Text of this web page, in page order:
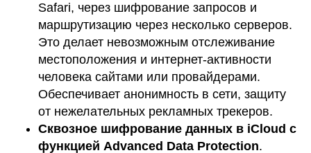
Safari, через шифрование запросов и
маршрутизацию через несколько серверов.
Это делает невозможным отслеживание
местоположения и интернет-активности
человека сайтами или провайдерами.
Обеспечивает анонимность в сети, защиту
от нежелательных рекламных трекеров.
Сквозное шифрование данных в iCloud с
функцией Advanced Data Protection.